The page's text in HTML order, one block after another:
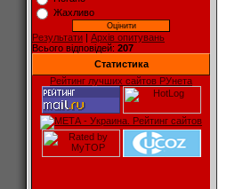
Жахливо
Результати | Архів опитувань
Всього відповідей: 207
Статистика
Рейтинг лучших сайтов РУнета